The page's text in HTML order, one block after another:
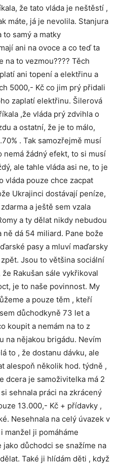
že tato vláda je neštěstí ,
máte, já je nevolila. Stanjura
to samý a matky
ani na ovoce a co teď ta
na to vezmou???? Těch
ani topení a elektřinu a
5000,- Kč co jim prý přidali
zaplatí elektřinu. Šilerová
,že vláda prý zdvihla o
a ostatní, že je to málo,
. Tak samozřejmě musí
nemá žádný efekt, to si musí
ale tahle vláda asi ne, to je
vláda pouze chce zacpat
Ukrajinci dostávají peníze,
a ještě sem vzala
a ty dělat nikdy nebudou
ně dá 54 miliard. Pane bože
pasy a mluví maďarsky
Jsou to většina sociální
Rakušan sále vykřikoval
je to naše povinnost. My
a pouze těm , kteří
důchodkyně 73 let a
koupit a nemám na to z
na nějakou brigádu. Nevím
to , že dostanu dávku, ale
alespoň několik hod. týdně ,
dcera je samoživitelka má 2
sehnala práci na zkrácený
13.000,- Kč + přídavky ,
Nesehnala na celý úvazek v
manžel ji pomáháme
důchodci se snažíme na
Také ji hlídám děti , když